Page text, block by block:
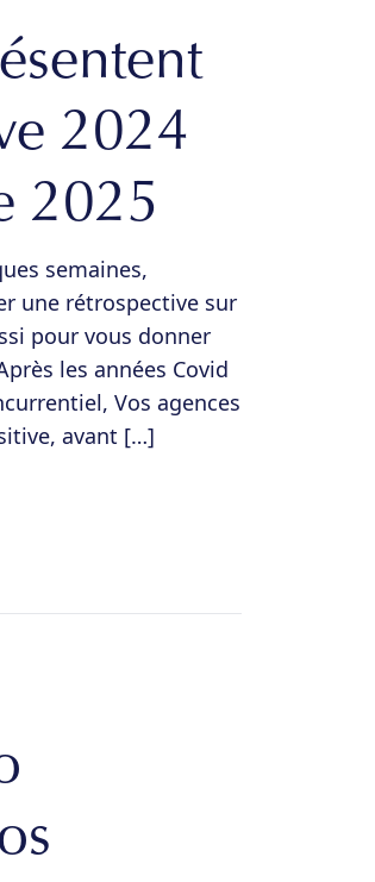
2024
2025
semaines,
une rétrospective sur
pour vous donner
les années Covid
Vos agences
avant […]